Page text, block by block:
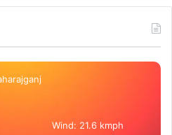
Wind: 21.6 kmph